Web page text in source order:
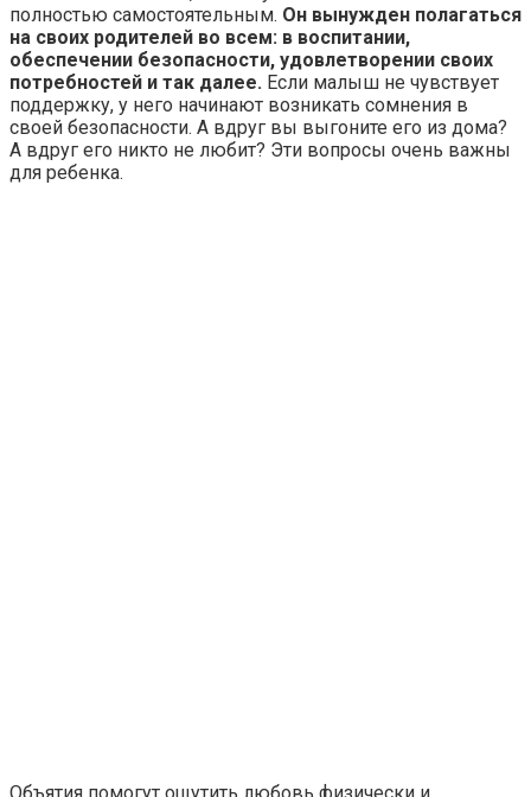
полностью самостоятельным. Он вынужден полагаться
на своих родителей во всем: в воспитании,
обеспечении безопасности, удовлетворении своих
потребностей и так далее. Если малыш не чувствует
поддержку, у него начинают возникать сомнения в
своей безопасности. А вдруг вы выгоните его из дома?
А вдруг его никто не любит? Эти вопросы очень важны
для ребенка.